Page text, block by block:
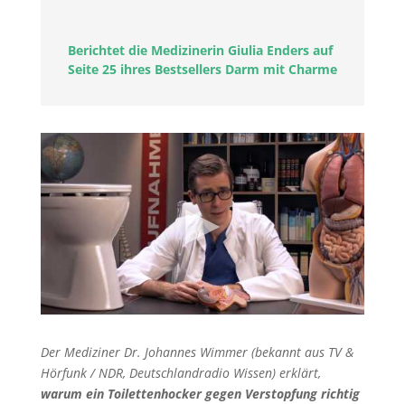
Berichtet die Medizinerin Giulia Enders auf
Seite 25 ihres Bestsellers Darm mit Charme
Der Mediziner Dr. Johannes Wimmer (bekannt aus TV &
Hörfunk / NDR, Deutschlandradio Wissen) erklärt,
warum ein Toilettenhocker gegen Verstopfung richtig